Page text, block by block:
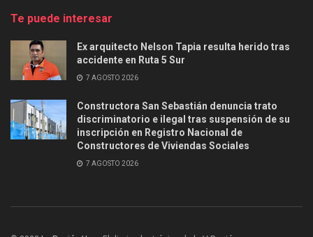
Te puede interesar
Ex arquitecto Nelson Tapia resulta herido tras
accidente en Ruta 5 Sur
7 AGOSTO 2026
Constructora San Sebastián denuncia trato
discriminatorio e ilegal tras suspensión de su
inscripción en Registro Nacional de
Constructores de Viviendas Sociales
7 AGOSTO 2026